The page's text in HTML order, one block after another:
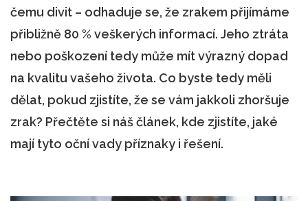
čemu divit – odhaduje se, že zrakem přijímáme
přibližně 80 % veškerých informací. Jeho ztráta
nebo poškození tedy může mít výrazný dopad
na kvalitu vašeho života. Co byste tedy měli
dělat, pokud zjistíte, že se vám jakkoli zhoršuje
zrak? Přečtěte si náš článek, kde zjistíte, jaké
mají tyto oční vady příznaky i řešení.